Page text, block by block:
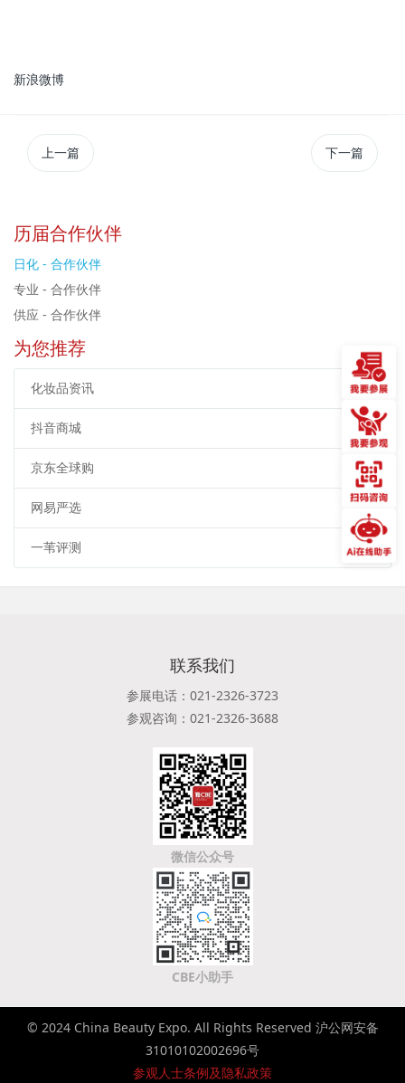
新浪微博
上一篇 下一篇
历届合作伙伴
日化 - 合作伙伴
专业 - 合作伙伴
供应 - 合作伙伴
为您推荐
化妆品资讯
抖音商城
京东全球购
网易严选
一苇评测
联系我们
参展电话：021-2326-3723
参观咨询：021-2326-3688
微信公众号
CBE小助手
© 2024 China Beauty Expo. All Rights Reserved 沪公网安备
31010102002696号
参观人士条例及隐私政策